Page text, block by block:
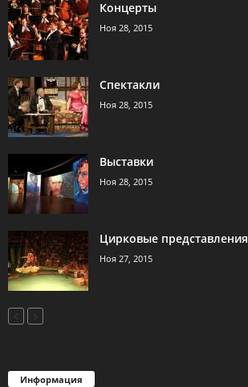
Концерты
Ноя 28, 2015
Спектакли
Ноя 28, 2015
Выставки
Ноя 28, 2015
Цирковые представления
Ноя 27, 2015
Информация